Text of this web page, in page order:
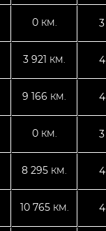
0 КМ. 3
3 921 КМ. 4
9 166 КМ. 4
0 КМ. 3
8 295 КМ. 4
10 765 КМ. 4